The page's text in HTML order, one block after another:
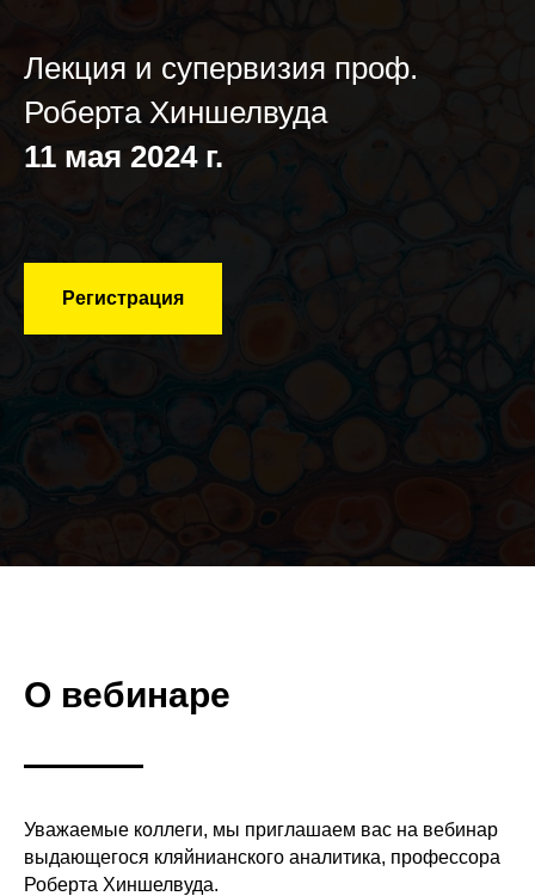
Лекция и супервизия проф.
Роберта Хиншелвуда
11 мая 2024 г.
Регистрация
О вебинаре
Уважаемые коллеги, мы приглашаем вас на вебинар
выдающегося кляйнианского аналитика, профессора
Роберта Хиншелвуда.